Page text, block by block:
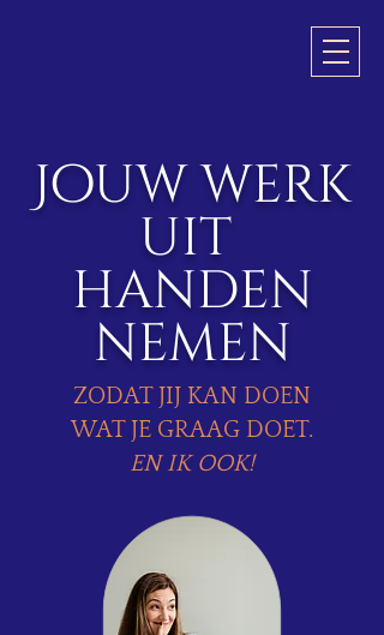
Jouw werk
uit
handen
nemen
ZODAT JIJ KAN DOEN
WAT JE GRAAG DOET.
EN IK OOK!